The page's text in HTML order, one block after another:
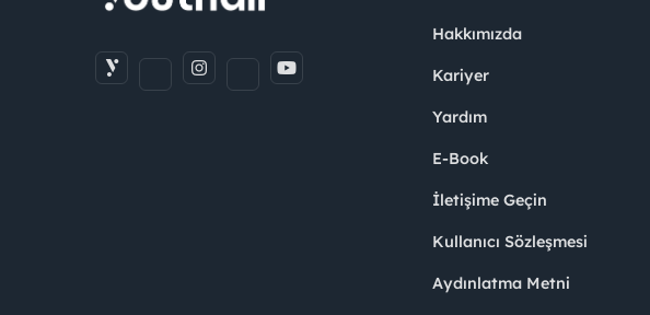
Hakkımızda
Kariyer
Yardım
E-Book
İletişime Geçin
Kullanıcı Sözleşmesi
Aydınlatma Metni